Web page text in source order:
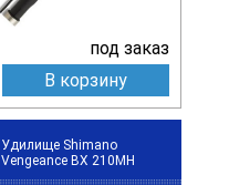
под заказ
В корзину
Удилище Shimano
Vengeance BX 210MH